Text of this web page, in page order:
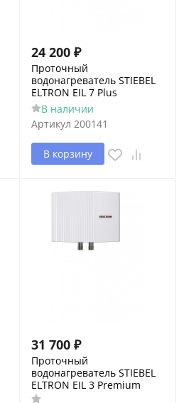
24 200 ₽
Проточный
водонагреватель STIEBEL
ELTRON EIL 7 Plus
В наличии
Артикул 200141
В корзину
31 700 ₽
Проточный
водонагреватель STIEBEL
ELTRON EIL 3 Premium